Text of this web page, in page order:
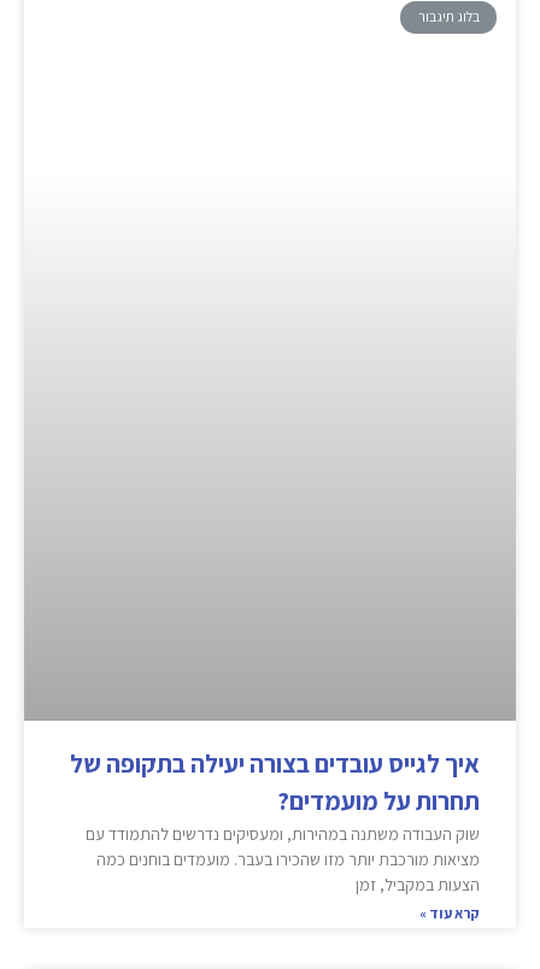
בלוג תיגבור
איך לגייס עובדים בצורה יעילה בתקופה של
תחרות על מועמדים?
שוק העבודה משתנה במהירות, ומעסיקים נדרשים להתמודד עם
מציאות מורכבת יותר מזו שהכירו בעבר. מועמדים בוחנים כמה
הצעות במקביל, זמן
קרא עוד »